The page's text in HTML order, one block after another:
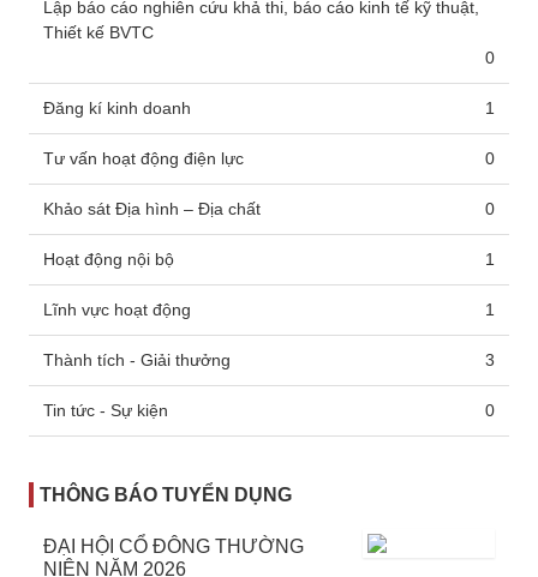
Lập báo cáo nghiên cứu khả thi, báo cáo kinh tế kỹ thuật,
Thiết kế BVTC
0
Đăng kí kinh doanh 1
Tư vấn hoạt động điện lực 0
Khảo sát Địa hình – Địa chất 0
Hoạt động nội bộ 1
Lĩnh vực hoạt động 1
Thành tích - Giải thưởng 3
Tin tức - Sự kiện 0
THÔNG BÁO TUYỂN DỤNG
ĐẠI HỘI CỔ ĐÔNG THƯỜNG
NIÊN NĂM 2026